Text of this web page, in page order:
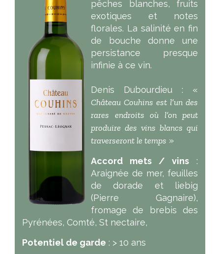
pêches blanches, fruits
exotiques et notes
florales. La salinité en fin
de bouche donne une
persistance presque
infinie à ce vin.
Denis Dubourdieu : «
Château Couhins est l’un des
rares endroits où l’on peut
produire des vins blancs qui
traverseront le temps »
Accord mets / vins :
Araignée de mer, feuilles
de dorade et liebig
(Pierre Gagnaire),
fromage de brebis des
Pyrénées, Comté, St nectaire,
Potentiel de garde : > 10 ans